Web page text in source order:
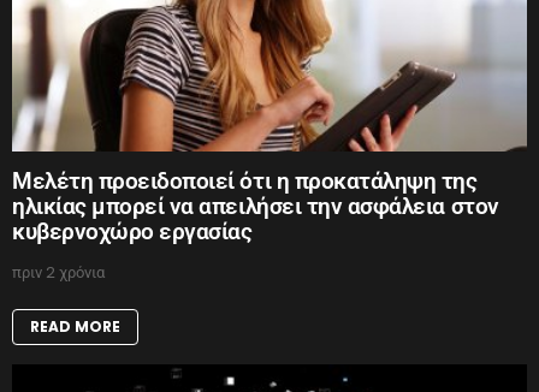
Μελέτη προειδοποιεί ότι η προκατάληψη της
ηλικίας μπορεί να απειλήσει την ασφάλεια στον
κυβερνοχώρο εργασίας
πριν 2 χρόνια
READ MORE